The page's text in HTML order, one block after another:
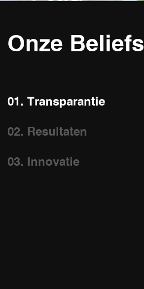
Onze Beliefs
01. Transparantie
02. Resultaten
03. Innovatie